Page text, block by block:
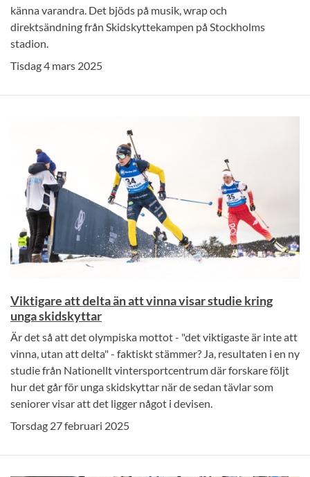
känna varandra. Det bjöds på musik, wrap och
direktsändning från Skidskyttekampen på Stockholms
stadion.
Tisdag 4 mars 2025
Viktigare att delta än att vinna visar studie kring
unga skidskyttar
Är det så att det olympiska mottot - "det viktigaste är inte att
vinna, utan att delta" - faktiskt stämmer? Ja, resultaten i en ny
studie från Nationellt vintersportcentrum där forskare följt
hur det går för unga skidskyttar när de sedan tävlar som
seniorer visar att det ligger något i devisen.
Torsdag 27 februari 2025